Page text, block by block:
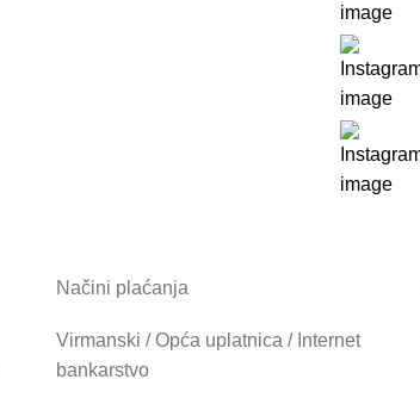
Načini plaćanja
Virmanski / Opća uplatnica / Internet
bankarstvo